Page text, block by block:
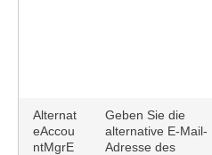
Alternat
eAccou
ntMgrE
Geben Sie die
alternative E-Mail-
Adresse des